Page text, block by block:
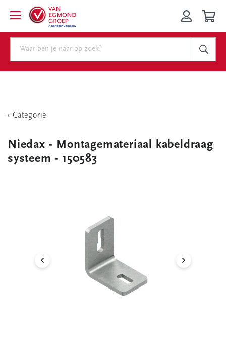
Categorie
Niedax - Montagemateriaal kabeldraag
systeem - 150583